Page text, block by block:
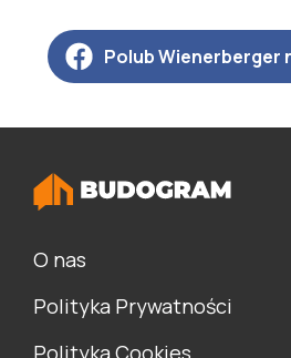
Polub Wienerberger
O nas
Polityka Prywatności
Polityka Cookies